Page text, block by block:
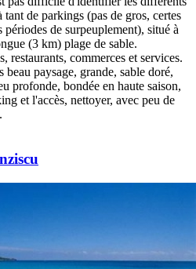
de parkings (pas de gros, certes
de surpeuplement), situé à
(3 km) plage de sable.
restaurants, commerces et services.
beau paysage, grande, sable doré,
profonde, bondée en haute saison,
et l'accès, nettoyer, avec peu de